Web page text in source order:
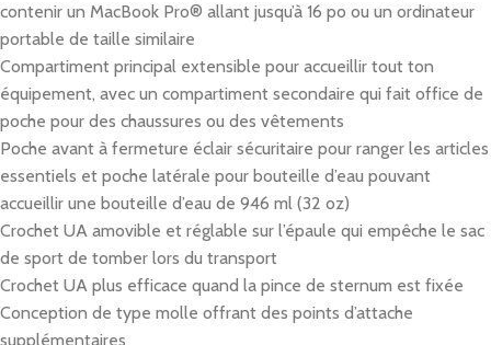
contenir un MacBook Pro® allant jusqu’à 16 po ou un ordinateur
portable de taille similaire
Compartiment principal extensible pour accueillir tout ton
équipement, avec un compartiment secondaire qui fait office de
poche pour des chaussures ou des vêtements
Poche avant à fermeture éclair sécuritaire pour ranger les articles
essentiels et poche latérale pour bouteille d’eau pouvant
accueillir une bouteille d’eau de 946 ml (32 oz)
Crochet UA amovible et réglable sur l’épaule qui empêche le sac
de sport de tomber lors du transport
Crochet UA plus efficace quand la pince de sternum est fixée
Conception de type molle offrant des points d’attache
supplémentaires